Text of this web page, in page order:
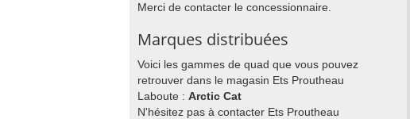
Merci de contacter le concessionnaire.
Marques distribuées
Voici les gammes de quad que vous pouvez
retrouver dans le magasin Ets Proutheau
Laboute : Arctic Cat
N'hésitez pas à contacter Ets Proutheau